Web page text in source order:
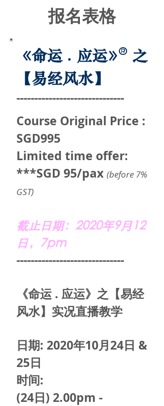
报名表格
《命运 . 应运》® 之
【易经风水】
------------------------------
Course Original Price :
SGD995
Limited time offer:
***SGD 95/pax (before 7%
GST)
截止日期：2020年9月12
日，7pm
------------------------------
《命运 . 应运》之【易经
风水】实况直播教学
日期: 2020年10月24日 &
25日
时间:
(24日) 2.00pm -